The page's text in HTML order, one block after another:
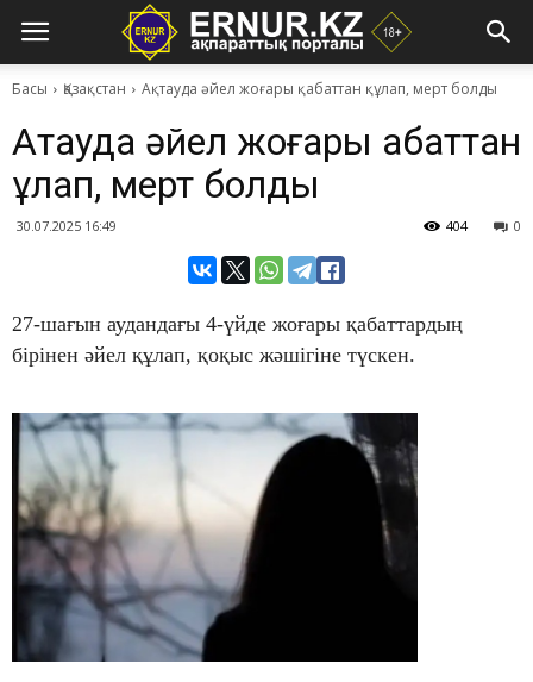
Басы Қазақстан Ақтауда әйел жоғары қабаттан құлап, мерт болды
Ақтауда әйел жоғары қабаттан
құлап, мерт болды
30.07.2025 16:49 0
404
27-шағын аудандағы 4-үйде жоғары қабаттардың
бірінен әйел құлап, қоқыс жәшігіне түскен.